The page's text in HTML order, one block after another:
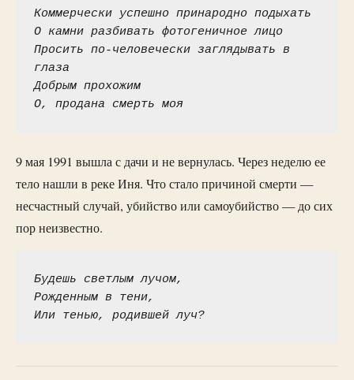
Коммерчески успешно принародно подыхать
О камни разбивать фотогеничное лицо
Просить по-человечески заглядывать в
глаза
Добрым прохожим
О, продана смерть моя
9 мая 1991 вышла с дачи и не вернулась. Через неделю ее
тело нашли в реке Иня. Что стало причиной смерти —
несчастный случай, убийство или самоубийство — до сих
пор неизвестно.
Будешь светлым лучом,
Рожденным в тени,
Или тенью, родившей луч?